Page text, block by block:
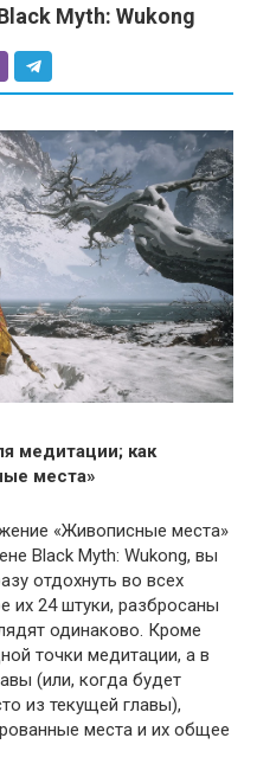
Myth: Wukong
медитации; как
места»
«Живописные места»
Black Myth: Wukong, вы
отдохнуть во всех
их 24 штуки, разбросаны
одинаково. Кроме
точки медитации, а в
(или, когда будет
из текущей главы),
места и их общее